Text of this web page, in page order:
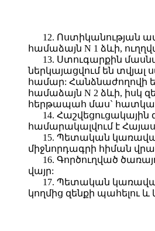
12. Ոստիկանության
համաձայն N 1 ձևի,
13. Ստուգարքին
ներկայացվում են
համար: Հանձնաժողովի
համաձայն N 2 ձևի, իսկ
հերթապահ մաս`
14.
համարակալվում է
15. Պետական
միջնորդագրի հիման
16. Գործուղված
վայր:
17. Պետական
կողմից զենքի պահելու